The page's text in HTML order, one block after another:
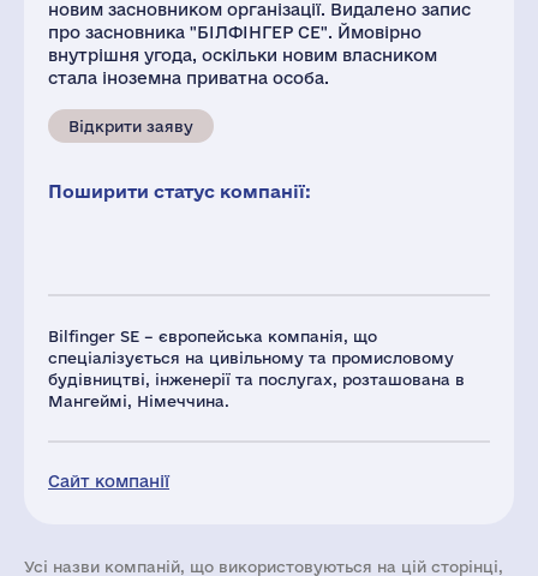
Bilfinger SE – європейська компанія, що
спеціалізується на цивільному та промисловому
будівництві, інженерії та послугах, розташована в
Мангеймі, Німеччина.
Сайт компанії
новим засновником організації. Видалено запис
про засновника "БІЛФІНГЕР СЕ". Ймовірно
внутрішня угода, оскільки новим власником
стала іноземна приватна особа.
Відкрити заяву
Поширити статус компанії:
Усі назви компаній, що використовуються на цій сторінці,